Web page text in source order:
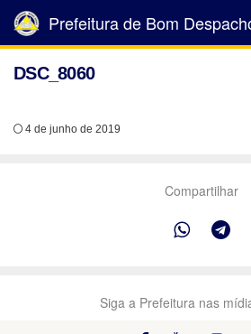
Prefeitura de Bom
DSC_8060
4 de junho de 2019
Compartilhar
Siga a Prefeitura nas